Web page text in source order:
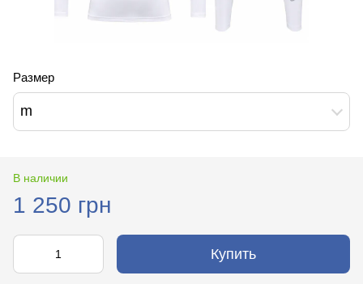
Размер
m
В наличии
1 250 грн
Купить